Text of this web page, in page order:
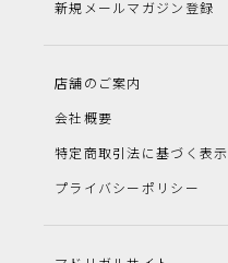
新規メールマガジン登録
店舗のご案内
会社概要
特定商取引法に基づく表示
プライバシーポリシー